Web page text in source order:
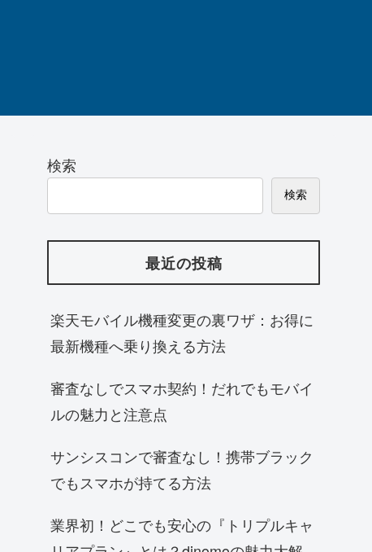
検索
検索
最近の投稿
楽天モバイル機種変更の裏ワザ：お得に
最新機種へ乗り換える方法
審査なしでスマホ契約！だれでもモバイ
ルの魅力と注意点
サンシスコンで審査なし！携帯ブラック
でもスマホが持てる方法
業界初！どこでも安心の『トリプルキャ